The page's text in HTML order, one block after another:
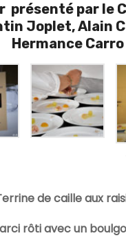
présenté par le
Joplet, Alain
Hermance Carro
de caille aux
rôti avec un